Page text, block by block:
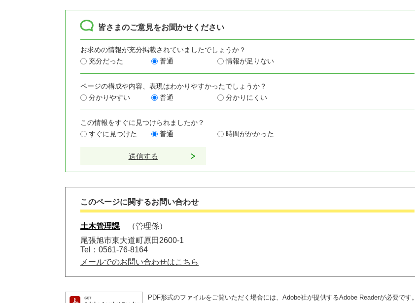
皆さまのご意見をお聞かせください
お求めの情報が充分掲載されていましたでしょうか？
充分だった
普通 情報が足りない
ページの構成や内容、表現はわかりやすかったでしょうか？
分かりやすい
普通 分かりにくい
この情報をすぐに見つけられましたか？
すぐに見つけた
普通 時間がかかった
このページに関するお問い合わせ
土木管理課
管理係
尾張旭市東大道町原田2600-1
Tel：0561-76-8164
メールでのお問い合わせはこちら
PDF形式のファイルをご覧いただく場合には、Adobe社が提供するAdobe Readerが必要です。